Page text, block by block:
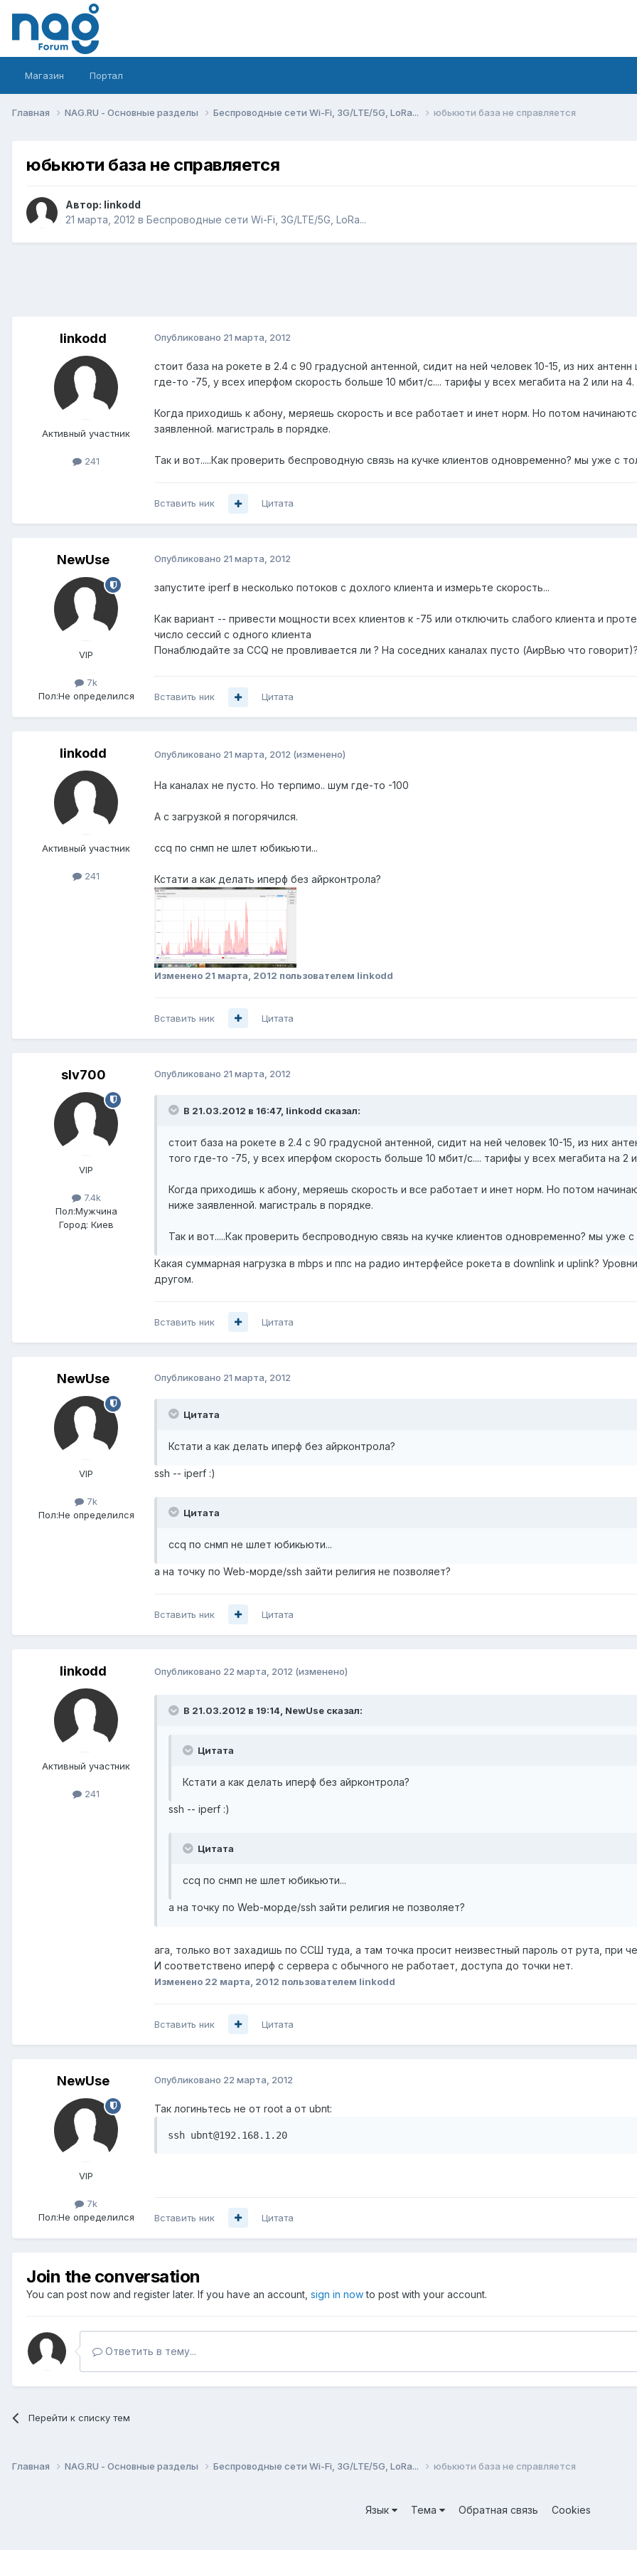
Магазин Портал
Главная NAG.RU - Основные разделы Беспроводные сети Wi-Fi, 3G/LTE/5G, LoRa... юбькюти база не справляется
юбькюти база не справляется
Автор: linkodd
21 марта, 2012 в Беспроводные сети Wi-Fi, 3G/LTE/5G, LoRa...
linkodd
Активный участник
241
Опубликовано 21 марта, 2012
стоит база на рокете в 2.4 с 90 градусной антенной, сидит на ней человек 10-15, из них
где-то -75, у всех иперфом скорость больше 10 мбит/с.... тарифы у всех мегабита на 2 или на 4.
Когда приходишь к абону, меряешь скорость и все работает и инет норм. Но потом
заявленной. магистраль в порядке.
Так и вот.....Как проверить беспроводную связь на кучке клиентов одновременно? мы уже с
Вставить ник Цитата
NewUse
VIP
7k
Пол:Не определился
Опубликовано 21 марта, 2012
запустите iperf в несколько потоков с дохлого клиента и измерьте скорость...
Как вариант -- привести мощности всех клиентов к -75 или отключить слабого клиента и
число сессий с одного клиента
Понаблюдайте за CCQ не провливается ли ? На соседних каналах пусто (АирВью что говорит)?
Вставить ник Цитата
linkodd
Активный участник
241
Опубликовано 21 марта, 2012 (изменено)
На каналах не пусто. Но терпимо.. шум где-то -100
А с загрузкой я погорячился.
ccq по снмп не шлет юбикьюти...
Кстати а как делать иперф без айрконтрола?
Изменено 21 марта, 2012 пользователем linkodd
Вставить ник Цитата
slv700
VIP
7.4k
Пол:Мужчина
Город: Киев
Опубликовано 21 марта, 2012
В 21.03.2012 в 16:47, linkodd сказал:
стоит база на рокете в 2.4 с 90 градусной антенной, сидит на ней человек 10-15, из них
того где-то -75, у всех иперфом скорость больше 10 мбит/с.... тарифы у всех мегабита на 2
Когда приходишь к абону, меряешь скорость и все работает и инет норм. Но потом
ниже заявленной. магистраль в порядке.
Так и вот.....Как проверить беспроводную связь на кучке клиентов одновременно? мы уже
Какая суммарная нагрузка в mbps и ппс на радио интерфейсе рокета в downlink и uplink?
другом.
Вставить ник Цитата
NewUse
VIP
7k
Пол:Не определился
Опубликовано 21 марта, 2012
Цитата
Кстати а как делать иперф без айрконтрола?
ssh -- iperf :)
Цитата
ccq по снмп не шлет юбикьюти...
а на точку по Web-морде/ssh зайти религия не позволяет?
Вставить ник Цитата
linkodd
Активный участник
241
Опубликовано 22 марта, 2012 (изменено)
В 21.03.2012 в 19:14, NewUse сказал:
Цитата
Кстати а как делать иперф без айрконтрола?
ssh -- iperf :)
Цитата
ccq по снмп не шлет юбикьюти...
а на точку по Web-морде/ssh зайти религия не позволяет?
ага, только вот захадишь по ССШ туда, а там точка просит неизвестный пароль от рута, при
И соответствено иперф с сервера с обычного не работает, доступа до точки нет.
Изменено 22 марта, 2012 пользователем linkodd
Вставить ник Цитата
NewUse
VIP
7k
Пол:Не определился
Опубликовано 22 марта, 2012
Так логиньтесь не от root а от ubnt:
ssh ubnt@192.168.1.20
Вставить ник Цитата
Join the conversation
You can post now and register later. If you have an account, sign in nowto post with your account.
Ответить в тему...
Перейти к списку тем
Главная NAG.RU - Основные разделы Беспроводные сети Wi-Fi, 3G/LTE/5G, LoRa... юбькюти база не справляется
Язык Тема Обратная связь
Cookies